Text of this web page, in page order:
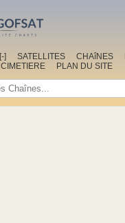
[-] SATELLITES CHAîNES
CIMETIERE PLAN DU SITE